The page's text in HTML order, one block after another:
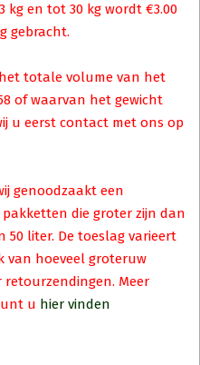
kg en tot 30 kg wordt €3.00
gebracht.
totale volume van het
of waarvan het gewicht
u eerst contact met ons op
genoodzaakt een
die groter zijn dan
50 liter. De toeslag varieert
van hoeveel groteruw
Meer
u hier vinden